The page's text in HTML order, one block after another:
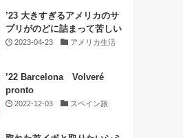
’23 大きすぎるアメリカのサ
プリがのどに詰まって苦しい
2023-04-23 アメリカ生活
’22 Barcelona Volveré
pronto
2022-12-03 スペイン旅